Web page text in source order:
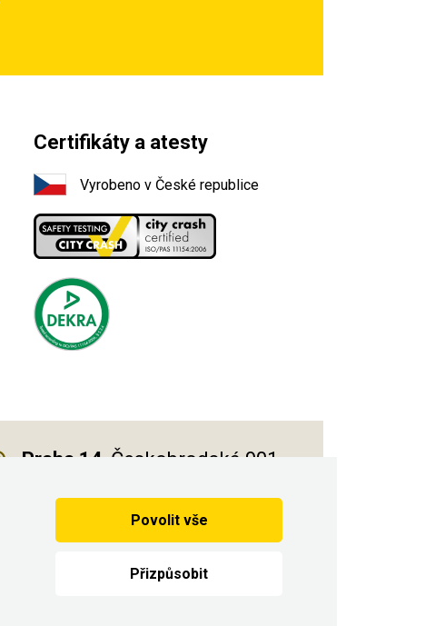
Certifikáty a atesty
Vyrobeno v České republice
Praha 14, Českobrodská 901
Přizpůsobit
Povolit vše